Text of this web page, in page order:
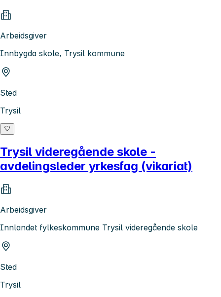
Arbeidsgiver
Innbygda skole, Trysil kommune
Sted
Trysil
Trysil videregående skole -
avdelingsleder yrkesfag (vikariat)
Arbeidsgiver
Innlandet fylkeskommune Trysil videregående skole
Sted
Trysil